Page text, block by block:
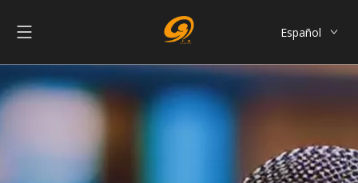
Español
العربية
Português
简体中文